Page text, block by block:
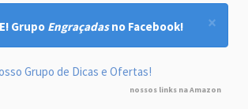
×
Grupo Engraçadasno Facebook!
Grupo de Dicas e Ofertas!
nossos links na Amazon